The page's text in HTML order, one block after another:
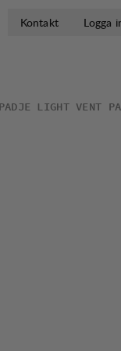
Kontakt Logga
PADJE LIGHT VENT